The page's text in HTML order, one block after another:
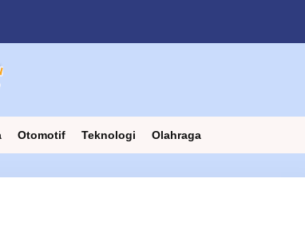
Otomotif Teknologi Olahraga